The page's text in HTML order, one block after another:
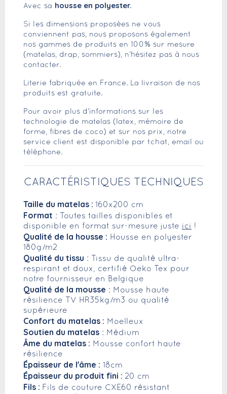
Avec sa housse en polyester.
Si les dimensions proposées ne vous
conviennent pas, nous proposons également
nos gammes de produits en 100% sur mesure
(matelas, drap, sommiers), n'hésitez pas à nous
contacter.
Literie fabriquée en France. La livraison de nos
produits est gratuite.
Pour avoir plus d'informations sur les
technologie de matelas (latex, mémoire de
forme, fibres de coco) et sur nos prix, notre
service client est disponible par tchat, email ou
téléphone.
CARACTÉRISTIQUES TECHNIQUES
Taille du matelas : 160x200 cm
Format : Toutes tailles disponibles et
disponible en format sur-mesure juste ici !
Qualité de la housse : Housse en polyester
180g/m2
Qualité du tissu : Tissu de qualité ultra-
respirant et doux, certifié Oeko Tex pour
notre fournisseur en Belgique
Qualité de la mousse : Mousse haute
résilience TV HR35kg/m3 ou qualité
supérieure
Confort du matelas : Moelleux
Soutien du matelas : Médium
Âme du matelas : Mousse confort haute
résilience
Épaisseur de l'âme : 18cm
Épaisseur du produit fini : 20 cm
Fils : Fils de couture CXE60 résistant